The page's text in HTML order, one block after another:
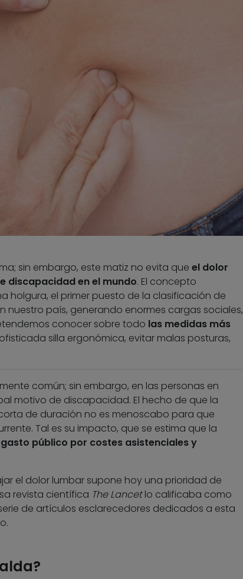
sin embargo, este matiz no evita que el dolor
discapacidad en el mundo. El concepto
holgura, el primer puesto de la clasificación de
nuestro país, generando enormes cargas sociales,
conocer sobre todo las medidas más
silla ergonómica, evitar malas posturas,
común; sin embargo, en las personas en
motivo de discapacidad. El hecho de que la
de duración no es menoscabo para que
Tal es su impacto, que se estima que la
público por costes asistenciales y
el dolor lumbar supone hoy una prioridad de
revista científica The Lancetlo calificaba como
de artículos esclarecedores dedicados a esta